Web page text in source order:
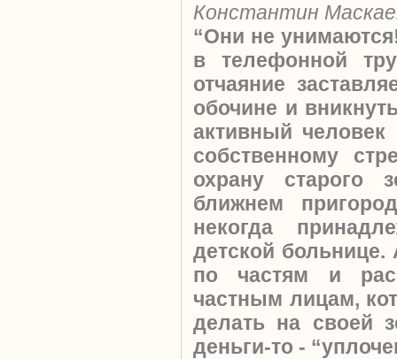
Константин
“Они не
в телефонной
отчаяние
обочине и
активный человек
собственному
охрану старого
ближнем
некогда
детской
по частям и
частным лицам,
делать на своей
деньги-то -